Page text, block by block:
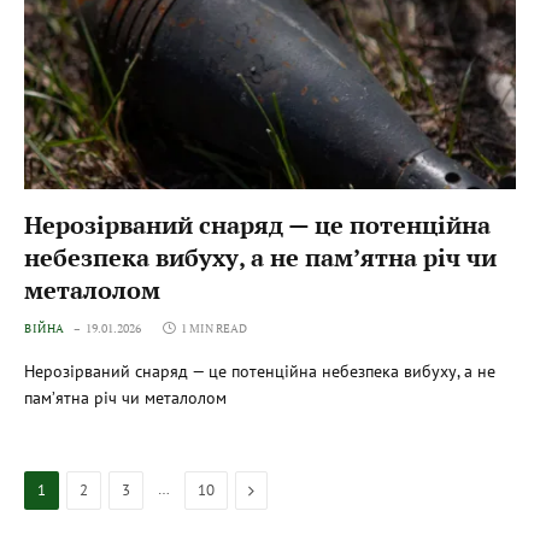
Нерозірваний снаряд — це потенційна
небезпека вибуху, а не пам’ятна річ чи
металолом
ВІЙНА 19.01.2026 1 MIN READ
Нерозірваний снаряд — це потенційна небезпека вибуху, а не
пам’ятна річ чи металолом
1 2 3 … 10 Next